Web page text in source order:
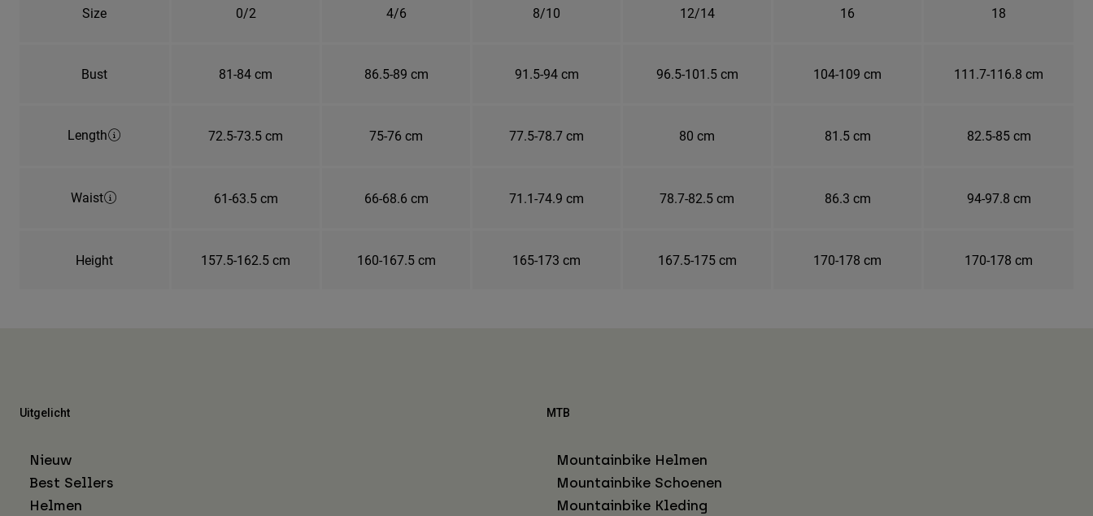
Size 0/2 4/6 8/10 12/14 16 18
Bust 81-84 cm 86.5-89 cm 91.5-94 cm 96.5-101.5 cm 104-109 cm 111.7-116.8 cm
Length 72.5-73.5 cm 75-76 cm 77.5-78.7 cm 80 cm 81.5 cm 82.5-85 cm
Waist 61-63.5 cm 66-68.6 cm 71.1-74.9 cm 78.7-82.5 cm 86.3 cm 94-97.8 cm
Height 157.5-162.5 cm 160-167.5 cm 165-173 cm 167.5-175 cm 170-178 cm 170-178 cm
Uitgelicht
Nieuw
Best Sellers
Helmen
MTB
Mountainbike Helmen
Mountainbike Schoenen
Mountainbike Kleding